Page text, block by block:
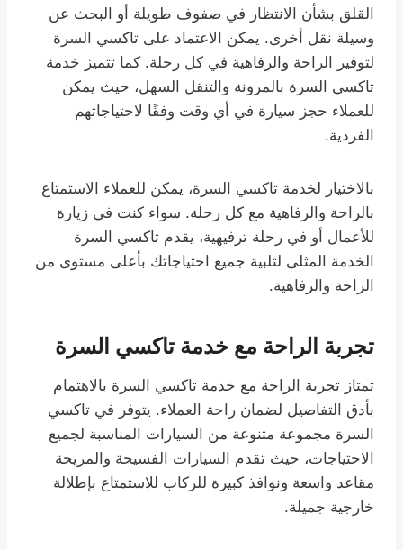
القلق بشأن الانتظار في صفوف طويلة أو البحث عن
وسيلة نقل أخرى. يمكن الاعتماد على تاكسي السرة
لتوفير الراحة والرفاهية في كل رحلة. كما تتميز خدمة
تاكسي السرة بالمرونة والتنقل السهل، حيث يمكن
للعملاء حجز سيارة في أي وقت وفقًا لاحتياجاتهم
الفردية.
بالاختيار لخدمة تاكسي السرة، يمكن للعملاء الاستمتاع
بالراحة والرفاهية مع كل رحلة. سواء كنت في زيارة
للأعمال أو في رحلة ترفيهية، يقدم تاكسي السرة
الخدمة المثلى لتلبية جميع احتياجاتك بأعلى مستوى من
الراحة والرفاهية.
تجربة الراحة مع خدمة تاكسي السرة
تمتاز تجربة الراحة مع خدمة تاكسي السرة بالاهتمام
بأدق التفاصيل لضمان راحة العملاء. يتوفر في تاكسي
السرة مجموعة متنوعة من السيارات المناسبة لجميع
الاحتياجات، حيث تقدم السيارات الفسيحة والمريحة
مقاعد واسعة ونوافذ كبيرة للركاب للاستمتاع بإطلالة
خارجية جميلة.